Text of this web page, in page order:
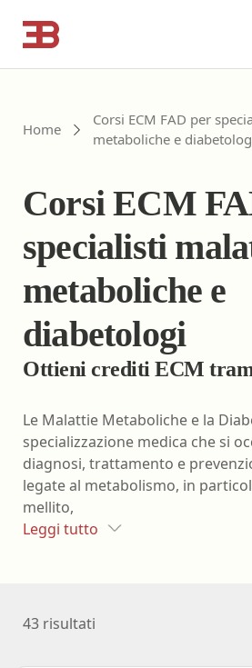
Cerca corsi ECM o altro
Home
Corsi ECM FAD per
metaboliche e
Corsi ECM
specialisti
metaboliche e
diabetologi
Ottieni crediti ECM
Le Malattie Metaboliche e la
specializzazione medica che si
diagnosi, trattamento e
legate al metabolismo, in
mellito,
Leggi tutto
43 risultati